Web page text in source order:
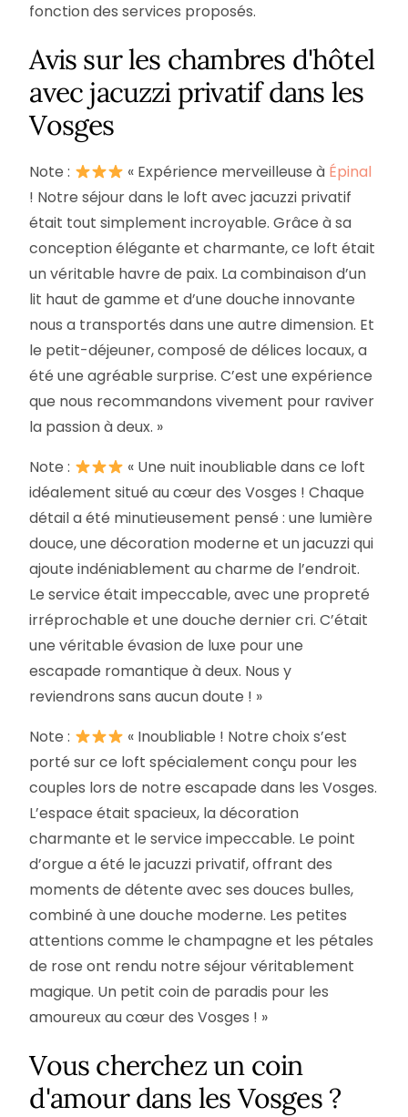
fonction des services proposés.
Avis sur les chambres d'hôtel
avec jacuzzi privatif dans les
Vosges
Note : « Expérience merveilleuse à Épinal
! Notre séjour dans le loft avec jacuzzi privatif
était tout simplement incroyable. Grâce à sa
conception élégante et charmante, ce loft était
un véritable havre de paix. La combinaison d’un
lit haut de gamme et d’une douche innovante
nous a transportés dans une autre dimension. Et
le petit-déjeuner, composé de délices locaux, a
été une agréable surprise. C’est une expérience
que nous recommandons vivement pour raviver
la passion à deux. »
Note :
« Une nuit inoubliable dans ce loft
idéalement situé au cœur des Vosges ! Chaque
détail a été minutieusement pensé : une lumière
douce, une décoration moderne et un jacuzzi qui
ajoute indéniablement au charme de l’endroit.
Le service était impeccable, avec une propreté
irréprochable et une douche dernier cri. C’était
une véritable évasion de luxe pour une
escapade romantique à deux. Nous y
reviendrons sans aucun doute ! »
Note :
« Inoubliable ! Notre choix s’est
porté sur ce loft spécialement conçu pour les
couples lors de notre escapade dans les Vosges.
L’espace était spacieux, la décoration
charmante et le service impeccable. Le point
d’orgue a été le jacuzzi privatif, offrant des
moments de détente avec ses douces bulles,
combiné à une douche moderne. Les petites
attentions comme le champagne et les pétales
de rose ont rendu notre séjour véritablement
magique. Un petit coin de paradis pour les
amoureux au cœur des Vosges ! »
Vous cherchez un coin
d'amour dans les Vosges ?